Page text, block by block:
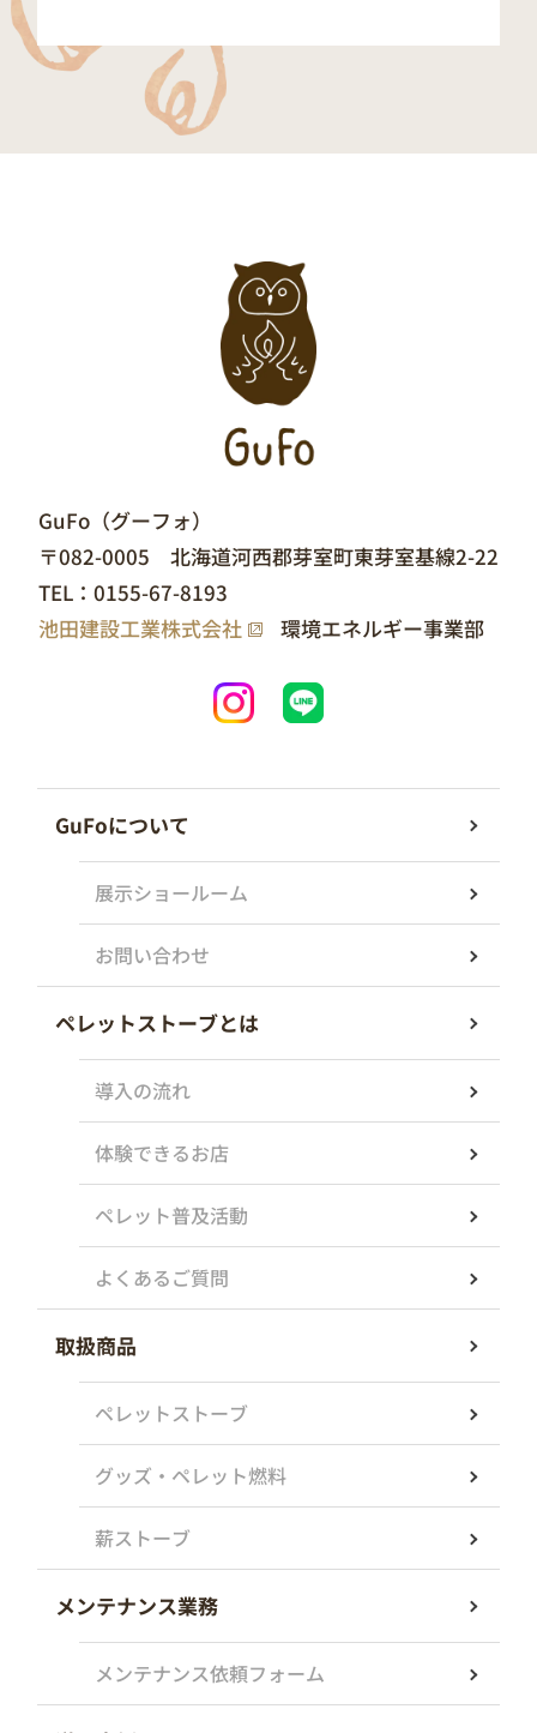
GuFo（グーフォ）
〒082-0005 北海道河西郡芽室町東芽室基線2-22
TEL： 0155-67-8193
池田建設工業株式会社
環境エネルギー事業部
GuFoについて
展示ショールーム
お問い合わせ
ペレットストーブとは
導入の流れ
体験できるお店
ペレット普及活動
よくあるご質問
取扱商品
ペレットストーブ
グッズ・ペレット燃料
薪ストーブ
メンテナンス業務
メンテナンス依頼フォーム